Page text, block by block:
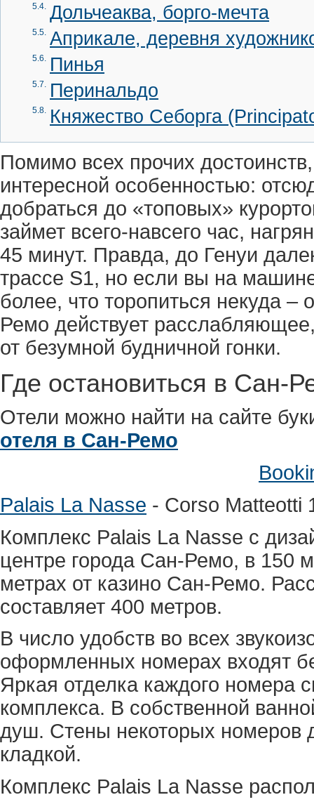
5.4. Дольчеаква, борго-мечта
5.5. Априкале, деревня
5.6. Пинья
5.7. Перинальдо
5.8. Княжество Себорга
Помимо всех прочих
интересной особенностью:
добраться до «топовых»
займет всего-навсего час,
45 минут. Правда, до Генуи
трассе S1, но если вы на
более, что торопиться некуда
Ремо действует
от безумной будничной гонки.
Где остановиться в Сан-
Отели можно найти на сайте
отеля в Сан-Ремо
Palais La Nasse - Corso Matteotti
Комплекс Palais La Nasse с
центре города Сан-Ремо, в 150
метрах от казино Сан-Ремо.
составляет 400 метров.
В число удобств во всех
оформленных номерах входят
Яркая отделка каждого номера
комплекса. В собственной
душ. Стены некоторых номеров
кладкой.
Комплекс Palais La Nasse